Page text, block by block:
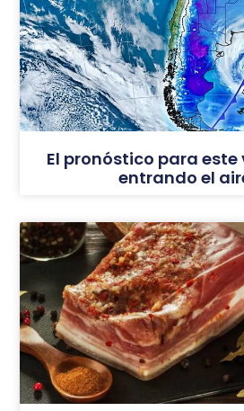
El pronóstico para este
entrando el